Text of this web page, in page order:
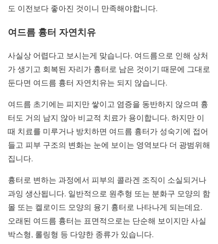
도 이전보다 좋아진 것이니 만족해야합니다.
여드름 흉터 자연치유
사실상 어렵다고 보시는게 맞습니다. 여드름으로 인해 상처
가 생기고 회복된 자리가 흉터로 남은 것이기 때문에 그대로
둔다면 여드름 흉터 자연치유는 되지 않습니다.
여드름 초기에는 피지만 쌓이고 염증을 동반하지 않으며 흉
터도 거의 남지 않아 비교적 치료가 용이합니다. 하지만 이
때 치료를 미루거나 방치하면 여드름 흉터가 성숙기에 접어
들고 피부 구조의 변화는 눈에 보이는 영역보다 더 광범위해
집니다.
흉터로 변하는 과정에서 피부의 콜라겐 조직이 소실되거나
과잉 생산됩니다. 일반적으로 원추형 또는 분화구 모양의 함
몰 또는 켈로이드 모양의 융기 흉터로 나타나게 되는데요.
오래된 여드름 흉터는 표면적으로는 단순해 보이지만 사실
박스형, 롤링형 등 다양한 종류가 있습니다.